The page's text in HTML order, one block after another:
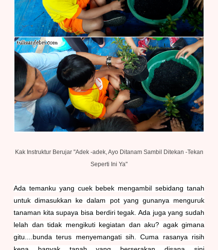
Kak Instruktur Berujar "Adek -adek, Ayo Ditanam Sambil Ditekan -Tekan
Seperti Ini Ya"
Ada temanku yang cuek bebek mengambil sebidang tanah
untuk dimasukkan ke dalam pot yang gunanya menguruk
tanaman kita supaya bisa berdiri tegak. Ada juga yang sudah
lelah dan tidak mengikuti kegiatan dan aku? agak gimana
gitu....bunda terus menyemangati sih. Cuma rasanya risih